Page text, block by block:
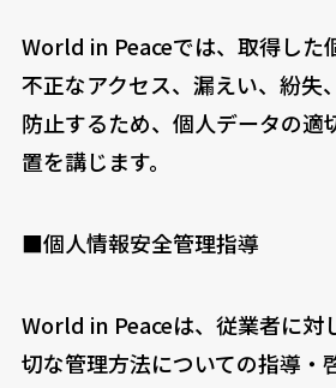
World in Peaceでは、取得した
不正なアクセス、漏えい、紛失
防止するため、個人データの適
置を講じます。
■個人情報安全管理指導
World in Peaceは、従業者に対
切な管理方法についての指導・